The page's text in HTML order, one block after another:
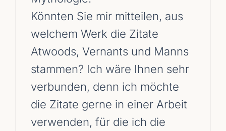
Könnten Sie mir mitteilen, aus
welchem Werk die Zitate
Atwoods, Vernants und Manns
stammen? Ich wäre Ihnen sehr
verbunden, denn ich möchte
die Zitate gerne in einer Arbeit
verwenden, für die ich die